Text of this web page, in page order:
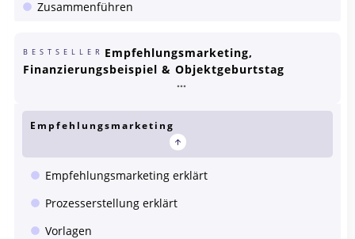
Zusammenführen
BESTSELLER Empfehlungsmarketing,
Finanzierungsbeispiel & Objektgeburtstag
Empfehlungsmarketing
Empfehlungsmarketing erklärt
Prozesserstellung erklärt
Vorlagen